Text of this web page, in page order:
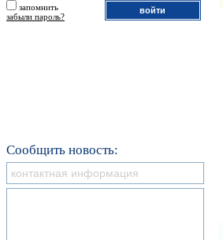
запомнить
забыли пароль?
Сообщить новость: